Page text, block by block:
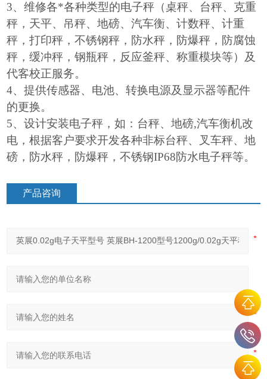
3、维修各*各种类型的电子秤（桌秤、台秤、克重
秤，天平、吊秤、地磅、汽车衡、计数秤、计重
秤，打印秤，不锈钢秤，防水秤，防爆秤，防腐蚀
秤，缓冲秤，钢瓶秤，反应釜秤、称重模块等）及
代客校正服务。
4、提供传感器、电池、转换电源及显示器等配件
的更换。
5、设计安装电子秤，如：台秤、地磅,汽车衡机改
电，根据客户要求开发各种非标台秤、叉车秤、地
磅，防水秤，防爆秤，不锈钢IP68防水电子秤等。
产品咨询